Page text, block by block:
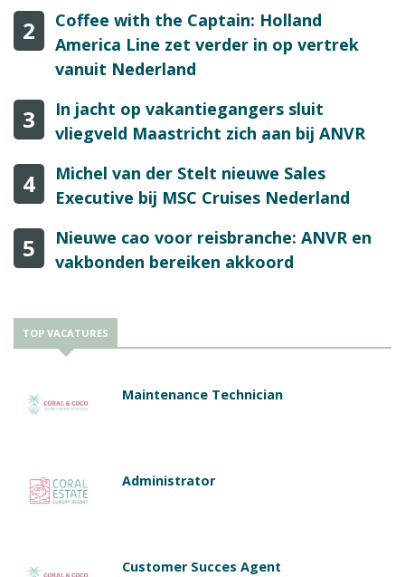
2
Coffee with the Captain: Holland
America Line zet verder in op vertrek
vanuit Nederland
3
In jacht op vakantiegangers sluit
vliegveld Maastricht zich aan bij ANVR
4
Michel van der Stelt nieuwe Sales
Executive bij MSC Cruises Nederland
5
Nieuwe cao voor reisbranche: ANVR en
vakbonden bereiken akkoord
TOP VACATURES
Maintenance Technician
Administrator
Customer Succes Agent